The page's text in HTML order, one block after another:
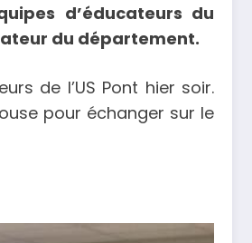
d’éducateurs du
du département.
de l’US Pont hier soir.
pour échanger sur le